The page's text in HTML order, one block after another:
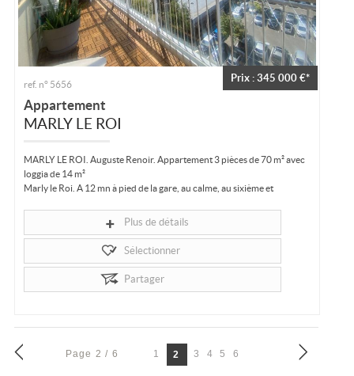
Prix : 345 000 €*
ref. n° 5656
Appartement
MARLY LE ROI
MARLY LE ROI. Auguste Renoir. Appartement 3 pièces de 70 m² avec
loggia de 14 m²
Marly le Roi. A 12 mn à pied de la gare, au calme, au sixième et
Plus de détails
Sélectionner
Partager
Page 2 / 6 1 2 3 4 5 6